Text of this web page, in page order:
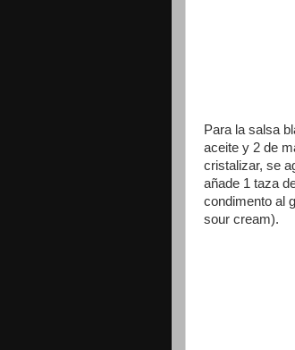
Para la salsa
aceite y 2 de
cristalizar, se
añade 1 taza
condimento al
sour cream).